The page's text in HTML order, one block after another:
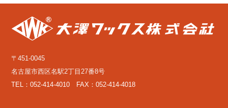
〒451-0045
名古屋市西区名駅2丁目27番8号
TEL：052-414-4010 FAX：052-414-4018